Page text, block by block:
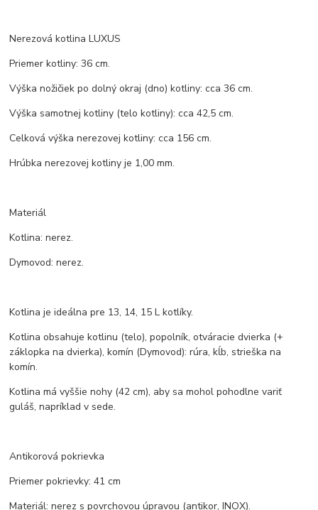
Nerezová kotlina LUXUS
Priemer kotliny: 36 cm.
Výška nožičiek po dolný okraj (dno) kotliny: cca 36 cm.
Výška samotnej kotliny (telo kotliny): cca 42,5 cm.
Celková výška nerezovej kotliny: cca 156 cm.
Hrúbka nerezovej kotliny je 1,00 mm.
Materiál
Kotlina: nerez.
Dymovod: nerez.
Kotlina je ideálna pre 13, 14, 15 L kotlíky.
Kotlina obsahuje kotlinu (telo), popolník, otváracie dvierka (+
záklopka na dvierka), komín (Dymovod): rúra, kĺb, strieška na
komín.
Kotlina má vyššie nohy (42 cm), aby sa mohol pohodlne variť
guláš, napríklad v sede.
Antikorová pokrievka
Priemer pokrievky: 41 cm
Materiál: nerez s povrchovou úpravou (antikor, INOX).